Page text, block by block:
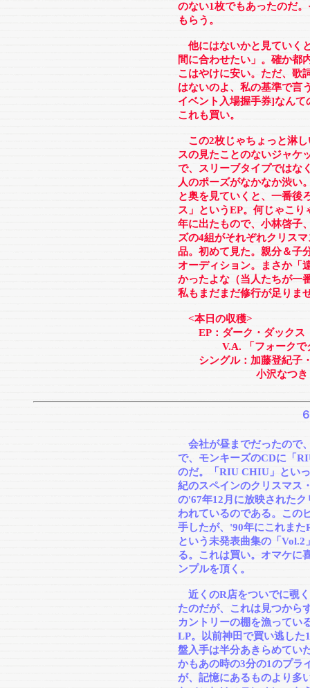
のない1枚でもあったのだ
もらう。
他にはないかと見ていく
間に合わせたい」。確か都
こはやけに安い。ただ、歌
はないのよ、私の基準で言
イベント入場握手券]なん
これも買い。
この2枚じゃちょっと淋し
スの見たことのないジャケ
で、スリーブタイプではな
人のポーズがなかなか渋い
と奥を見ていくと、一番後
ス」というEP。何じゃこ
年に出たもので、小林啓子
ズの4組がそれぞれクリス
品。初めて見た。親分＆子
オーディション。まさか「
かったよな（当人たちが一
私もまだまだ修行が足りま
<本日の収穫>
EP：ダーク・ダックス
V.A. 「フォークでクリ
シングル：加藤登紀子・
小沢なつき 「クリ
会社が昼までだったので
で、モンキーズのCDに「
のだ。「RIU CHIU」とい
紀のスペインのクリスマス
の'67年12月に放映された
われているのである。この
手したが、'90年にこれま
という未発表曲集の「
る。これは買い。オマケに
ンプルを頂く。
近くのR店をついでに覗
たのだが、これは見つから
カントリーの棚を漁ってい
LP。以前神田で買い逃した
盤入手は半分あきらめてい
かもあの時の3分の1のプラ
が、記憶にあるものより多